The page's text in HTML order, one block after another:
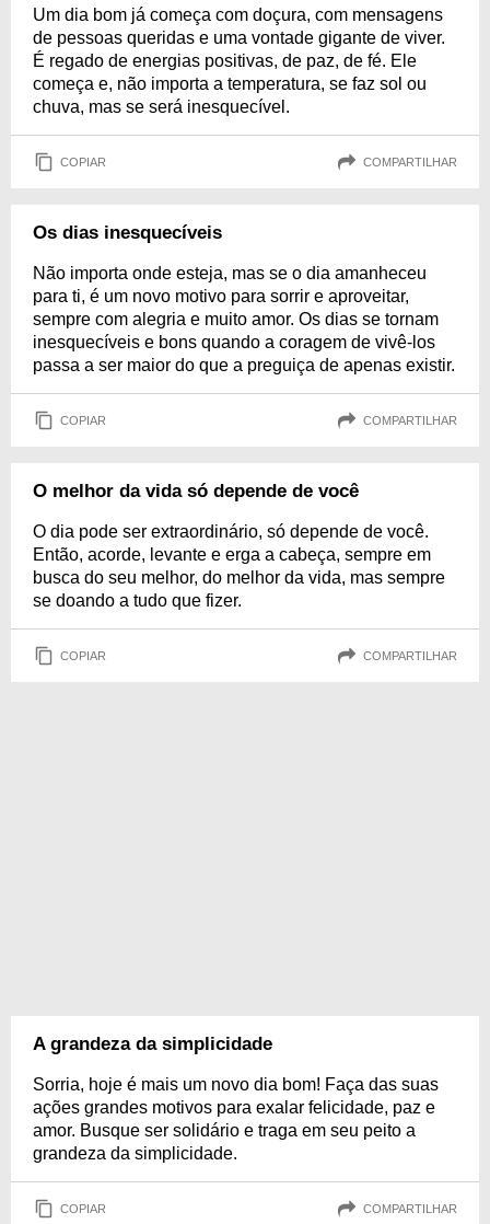
Um dia bom já começa com doçura, com mensagens
de pessoas queridas e uma vontade gigante de viver.
É regado de energias positivas, de paz, de fé. Ele
começa e, não importa a temperatura, se faz sol ou
chuva, mas se será inesquecível.
COPIAR COMPARTILHAR
Os dias inesquecíveis
Não importa onde esteja, mas se o dia amanheceu
para ti, é um novo motivo para sorrir e aproveitar,
sempre com alegria e muito amor. Os dias se tornam
inesquecíveis e bons quando a coragem de vivê-los
passa a ser maior do que a preguiça de apenas existir.
COPIAR COMPARTILHAR
O melhor da vida só depende de você
O dia pode ser extraordinário, só depende de você.
Então, acorde, levante e erga a cabeça, sempre em
busca do seu melhor, do melhor da vida, mas sempre
se doando a tudo que fizer.
COPIAR COMPARTILHAR
A grandeza da simplicidade
Sorria, hoje é mais um novo dia bom! Faça das suas
ações grandes motivos para exalar felicidade, paz e
amor. Busque ser solidário e traga em seu peito a
grandeza da simplicidade.
COPIAR COMPARTILHAR